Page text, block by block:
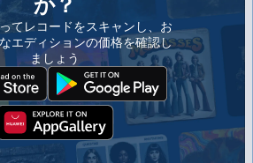
てレコードをスキャンし、お
エディションの価格を確認し
ましょう